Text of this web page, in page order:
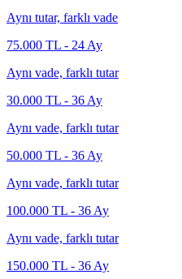
Aynı tutar, farklı vade
75.000 TL - 24 Ay
Aynı vade, farklı tutar
30.000 TL - 36 Ay
Aynı vade, farklı tutar
50.000 TL - 36 Ay
Aynı vade, farklı tutar
100.000 TL - 36 Ay
Aynı vade, farklı tutar
150.000 TL - 36 Ay